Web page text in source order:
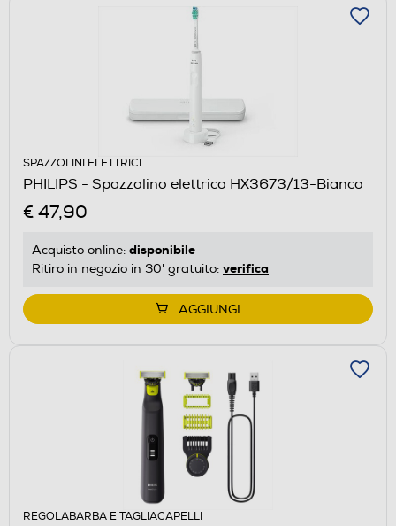
SPAZZOLINI ELETTRICI
PHILIPS - Spazzolino elettrico HX3673/13-Bianco
€ 47,90
Acquisto online: disponibile
Ritiro in negozio in 30' gratuito: verifica
AGGIUNGI
REGOLABARBA E TAGLIACAPELLI